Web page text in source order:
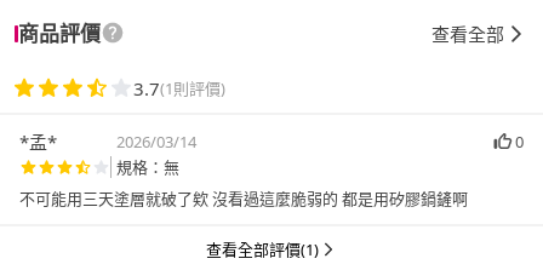
商品評價 查看全部
3.7(1則評價)
*孟* 2026/03/14
0
規格：無
不可能用三天塗層就破了欸 沒看過這麼脆弱的 都是用矽膠鍋鏟啊
查看全部評價(1)